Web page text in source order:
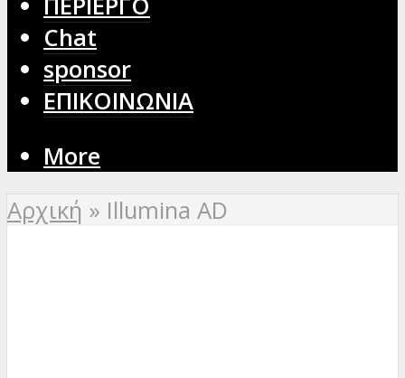
Chat
sponsor
ΕΠΙΚΟΙΝΩΝΙΑ
More
Αρχική » Illumina AD